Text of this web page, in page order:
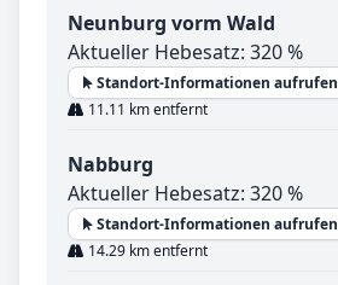
Neunburg vorm Wald
Aktueller Hebesatz: 320 %
Standort-Informationen aufrufen
11.11 km entfernt
Nabburg
Aktueller Hebesatz: 320 %
Standort-Informationen aufrufen
14.29 km entfernt